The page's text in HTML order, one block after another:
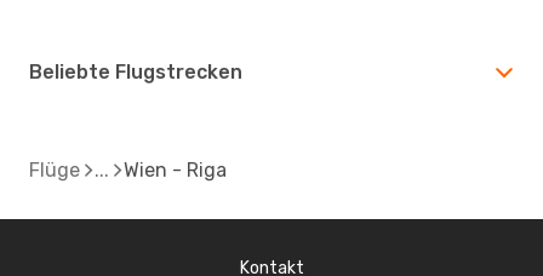
Beliebte Flugstrecken
Flüge Wien - Riga
Kontakt